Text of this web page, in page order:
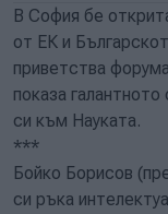
В София бе
от ЕК и
приветства
показа
си към Науката.
***
Бойко Борисов
си ръка